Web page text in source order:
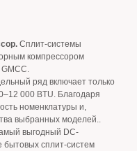
Сплит-системы
компрессором
ряд включает только
000 BTU. Благодаря
номенклатуры и,
выбранных моделей..
выгодный DC-
бытовых сплит-систем